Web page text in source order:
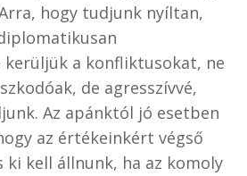
hogy tudjunk nyíltan,
a konfliktusokat, ne
de agresszívvé,
Az apánktól jó esetben
az értékeinkért végső
ki kell állnunk, ha az komoly